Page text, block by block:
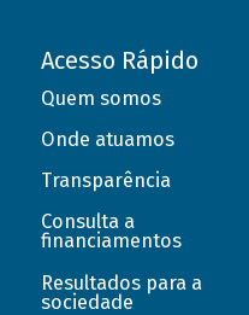
Acesso Rápido
Quem somos
Onde atuamos
Transparência
Consulta a
financiamentos
Resultados para a
sociedade